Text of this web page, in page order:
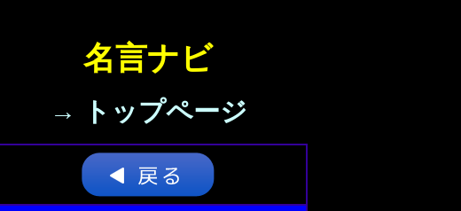
名言ナビ
→ トップページ